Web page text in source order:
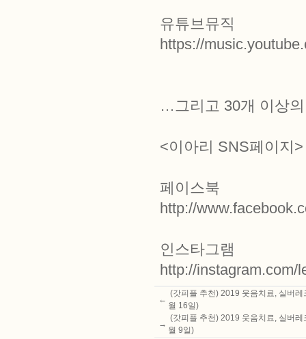
유튜브뮤직
https://
…그리고 30개 이상
<이아리 SNS페이지>
페이스북
http://
인스타그램
http://instagram.com/
←
(갓피플 추천) 2019 웃음치료, 실버
월 16일)
→
(갓피플 추천) 2019 웃음치료, 실버
월 9일)